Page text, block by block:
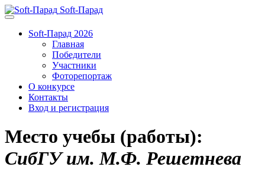
Soft-Парад
Soft-Парад 2026
Главная
Победители
Участники
Фоторепортаж
О конкурсе
Контакты
Вход и регистрация
Место учебы (работы):
СибГУ им. М.Ф. Решетнева